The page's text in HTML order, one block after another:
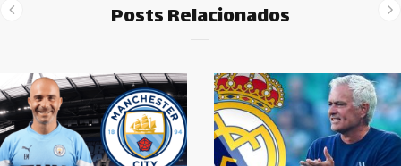
Posts Relacionados